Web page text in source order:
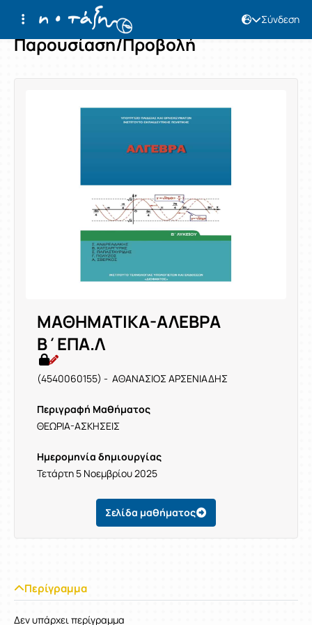
Σύνδεση
Παρουσίαση/Προβολή
ΜΑΘΗΜΑΤΙΚΑ-ΑΛΕΒΡΑ
Β΄ΕΠΑ.Λ
(4540060155) - ΑΘΑΝΑΣΙΟΣ ΑΡΣΕΝΙΑΔΗΣ
Περιγραφή Μαθήματος
ΘΕΩΡΙΑ-ΑΣΚΗΣΕΙΣ
Ημερομηνία δημιουργίας
Τετάρτη 5 Νοεμβρίου 2025
Σελίδα μαθήματος
Περίγραμμα
Δεν υπάρχει περίγραμμα